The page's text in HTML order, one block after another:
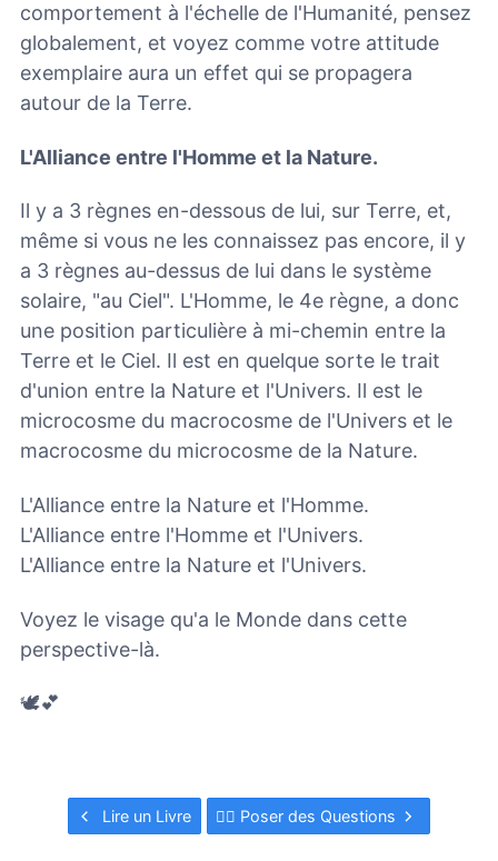
comportement à l'échelle de l'Humanité, pensez
globalement, et voyez comme votre attitude
exemplaire aura un effet qui se propagera
autour de la Terre.
L'Alliance entre l'Homme et la Nature.
Il y a 3 règnes en-dessous de lui, sur Terre, et,
même si vous ne les connaissez pas encore, il y
a 3 règnes au-dessus de lui dans le système
solaire, "au Ciel". L'Homme, le 4e règne, a donc
une position particulière à mi-chemin entre la
Terre et le Ciel. Il est en quelque sorte le trait
d'union entre la Nature et l'Univers. Il est le
microcosme du macrocosme de l'Univers et le
macrocosme du microcosme de la Nature.
L'Alliance entre la Nature et l'Homme.
L'Alliance entre l'Homme et l'Univers.
L'Alliance entre la Nature et l'Univers.
Voyez le visage qu'a le Monde dans cette
perspective-là.
🕊💕
Lire un Livre 🙋‍♀️ Poser des Questions